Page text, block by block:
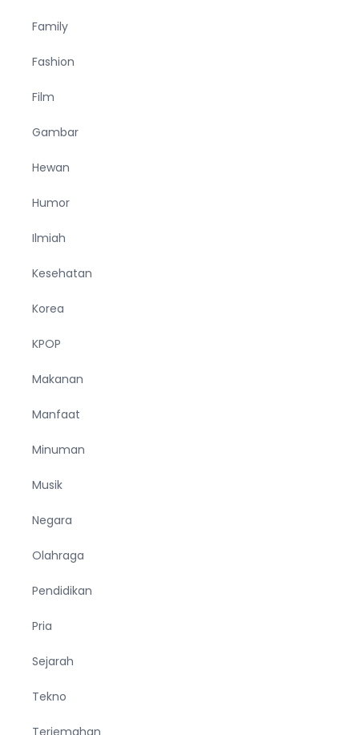
Family
Fashion
Film
Gambar
Hewan
Humor
Ilmiah
Kesehatan
Korea
KPOP
Makanan
Manfaat
Minuman
Musik
Negara
Olahraga
Pendidikan
Pria
Sejarah
Tekno
Terjemahan